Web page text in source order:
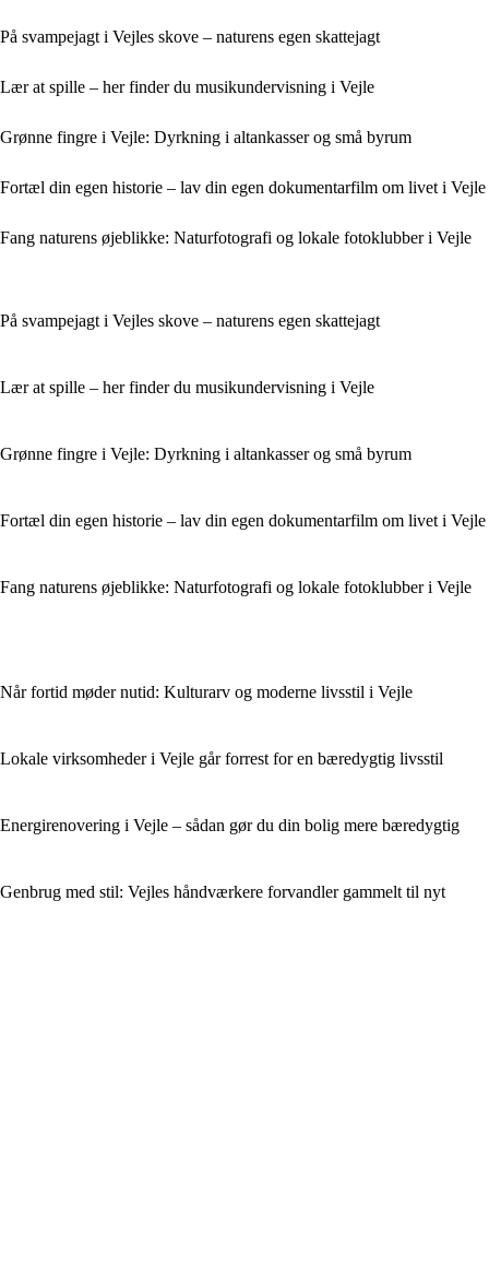
På svampejagt i Vejles skove – naturens egen skattejagt
Lær at spille – her finder du musikundervisning i Vejle
Grønne fingre i Vejle: Dyrkning i altankasser og små byrum
Fortæl din egen historie – lav din egen dokumentarfilm om livet i Vejle
Fang naturens øjeblikke: Naturfotografi og lokale fotoklubber i Vejle
På svampejagt i Vejles skove – naturens egen skattejagt
Lær at spille – her finder du musikundervisning i Vejle
Grønne fingre i Vejle: Dyrkning i altankasser og små byrum
Fortæl din egen historie – lav din egen dokumentarfilm om livet i Vejle
Fang naturens øjeblikke: Naturfotografi og lokale fotoklubber i Vejle
Når fortid møder nutid: Kulturarv og moderne livsstil i Vejle
Lokale virksomheder i Vejle går forrest for en bæredygtig livsstil
Energirenovering i Vejle – sådan gør du din bolig mere bæredygtig
Genbrug med stil: Vejles håndværkere forvandler gammelt til nyt